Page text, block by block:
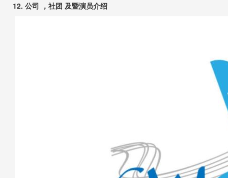
12. 公司 ，社团 及暨演员介绍